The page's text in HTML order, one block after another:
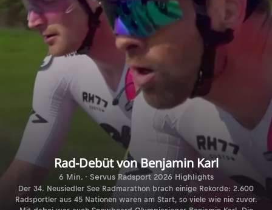
Rad-Debüt von Benjamin Karl
6 Min. · Servus Radsport 2026 Highlights
Der 34. Neusiedler See Radmarathon brach einige Rekorde: 2.600
Radsportler aus 45 Nationen waren am Start, so viele wie nie zuvor.